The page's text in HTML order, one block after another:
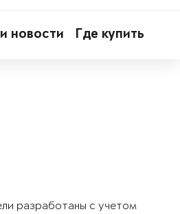
новости Где купить
разработаны с учетом